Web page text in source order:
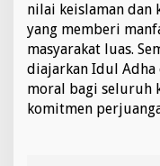
nilai keislaman dan
yang memberi
masyarakat luas.
diajarkan Idul Adha
moral bagi seluruh
komitmen